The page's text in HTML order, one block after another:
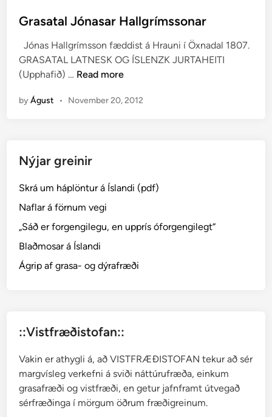
s
e
d
i
Grasatal Jónasar Hallgrímssonar
Jónas Hallgrímsson fæddist á Hrauni í Öxnadal 1807.
GRASATAL LATNESK OG ÍSLENZK JURTAHEITI
(Upphafið) … G
a
a
J
ó
a
s
a
l
r
í
m
s
Read more
byÁgust • November 20, 2012
Nýjar greinir
Skrá um háplöntur á Íslandi (pdf)
Naflar á förnum vegi
„Sáð er forgengilegu, en upprís óforgengilegt“
Blaðmosar á Íslandi
Ágrip af grasa- og dýrafræði
::Vistfræðistofan::
Vakin er athygli á, að VISTFRÆÐISTOFAN tekur að sér
margvísleg verkefni á sviði náttúrufræða, einkum
grasafræði og vistfræði, en getur jafnframt útvegað
sérfræðinga í mörgum öðrum fræðigreinum.